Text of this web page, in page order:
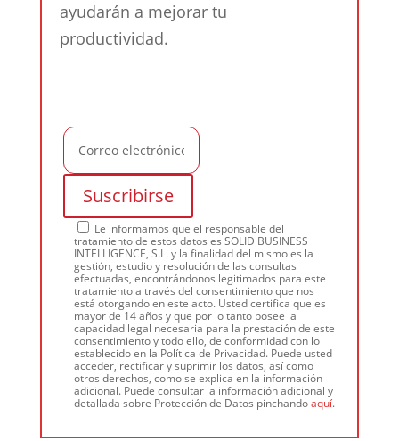
ayudarán a mejorar tu
productividad.
Le informamos que el responsable del
tratamiento de estos datos es SOLID BUSINESS
INTELLIGENCE, S.L. y la finalidad del mismo es la
gestión, estudio y resolución de las consultas
efectuadas, encontrándonos legitimados para este
tratamiento a través del consentimiento que nos
está otorgando en este acto. Usted certifica que es
mayor de 14 años y que por lo tanto posee la
capacidad legal necesaria para la prestación de este
consentimiento y todo ello, de conformidad con lo
establecido en la Política de Privacidad. Puede usted
acceder, rectificar y suprimir los datos, así como
otros derechos, como se explica en la información
adicional. Puede consultar la información adicional y
detallada sobre Protección de Datos pinchandoaquí.